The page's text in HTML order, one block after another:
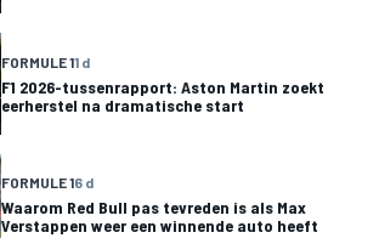
FORMULE 11 d
F1 2026-tussenrapport: Aston Martin zoekt
eerherstel na dramatische start
FORMULE 16 d
Waarom Red Bull pas tevreden is als Max
Verstappen weer een winnende auto heeft